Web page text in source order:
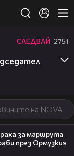
на NOVA
СЛЕДВАЙ 2751
за маршрута
през Ормузкия